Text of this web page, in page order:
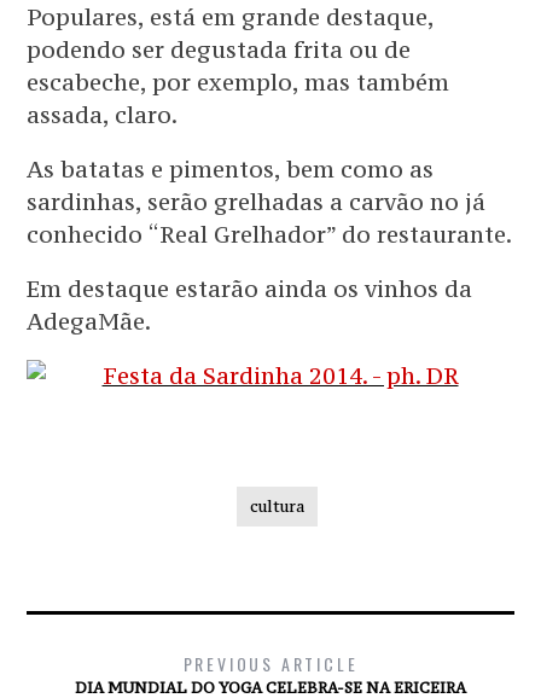
Populares, está em grande destaque,
podendo ser degustada frita ou de
escabeche, por exemplo, mas também
assada, claro.
As batatas e pimentos, bem como as
sardinhas, serão grelhadas a carvão no já
conhecido “Real Grelhador” do restaurante.
Em destaque estarão ainda os vinhos da
AdegaMãe.
cultura
PREVIOUS ARTICLE
DIA MUNDIAL DO YOGA CELEBRA-SE NA ERICEIRA